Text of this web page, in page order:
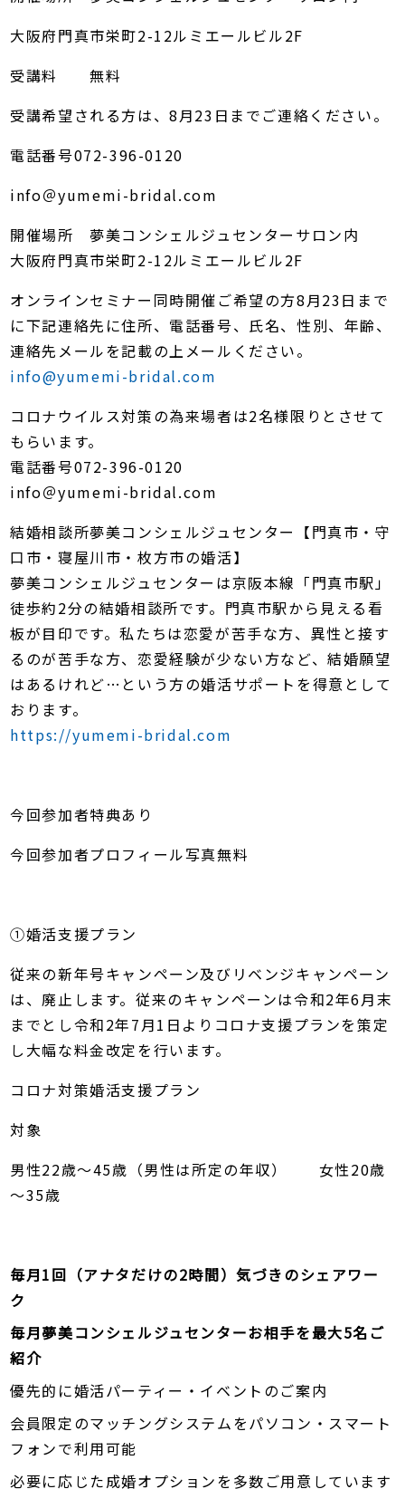
大阪府門真市栄町2-12ルミエールビル2F
受講料 無料
受講希望される方は、8月23日までご連絡ください。
電話番号072-396-0120
info＠yumemi-bridal.com
開催場所 夢美コンシェルジュセンターサロン内
大阪府門真市栄町2-12ルミエールビル2F
オンラインセミナー同時開催ご希望の方8月23日まで
に下記連絡先に住所、電話番号、氏名、性別、年齢、
連絡先メールを記載の上メールください。
info@yumemi-bridal.com
コロナウイルス対策の為来場者は2名様限りとさせて
もらいます。
電話番号072-396-0120
info＠yumemi-bridal.com
結婚相談所夢美コンシェルジュセンター【門真市・守
口市・寝屋川市・枚方市の婚活】
夢美コンシェルジュセンターは京阪本線「門真市駅」
徒歩約2分の結婚相談所です。門真市駅から見える看
板が目印です。私たちは恋愛が苦手な方、異性と接す
るのが苦手な方、恋愛経験が少ない方など、結婚願望
はあるけれど…という方の婚活サポートを得意として
おります。
https://yumemi-bridal.com
今回参加者特典あり
今回参加者プロフィール写真無料
①婚活支援プラン
従来の新年号キャンペーン及びリベンジキャンペーン
は、廃止します。従来のキャンペーンは令和2年6月末
までとし令和2年7月1日よりコロナ支援プランを策定
し大幅な料金改定を行います。
コロナ対策婚活支援プラン
対象
男性22歳～45歳（男性は所定の年収） 女性20歳
～35歳
毎月1回（アナタだけの2時間）気づきのシェアワー
ク
毎月夢美コンシェルジュセンターお相手を最大5名ご
紹介
優先的に婚活パーティー・イベントのご案内
会員限定のマッチングシステムをパソコン・スマート
フォンで利用可能
必要に応じた成婚オプションを多数ご用意しています